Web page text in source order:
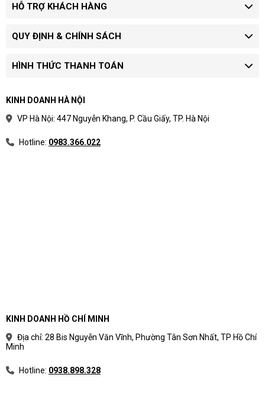
HỖ TRỢ KHÁCH HÀNG
QUY ĐỊNH & CHÍNH SÁCH
HÌNH THỨC THANH TOÁN
KINH DOANH HÀ NỘI
VP Hà Nội: 447 Nguyễn Khang, P. Cầu Giấy, TP. Hà Nội
Hotline: 0983.366.022
KINH DOANH HỒ CHÍ MINH
Địa chỉ: 28 Bis Nguyễn Văn Vĩnh, Phường Tân Sơn Nhất, TP Hồ Chí
Minh
Hotline: 0938.898.328